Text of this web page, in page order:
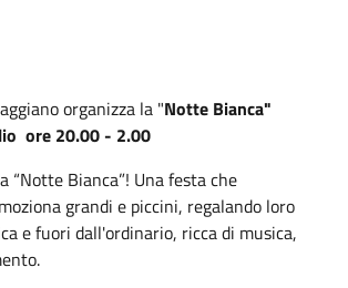
organizza la "Notte Bianca"
ore 20.00 - 2.00
“Notte Bianca”! Una festa che
grandi e piccini, regalando loro
e fuori dall'ordinario, ricca di musica,